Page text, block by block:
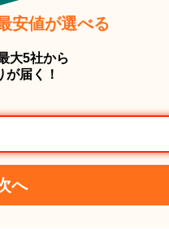
安値が選べる
大5社から
が届く！
へ